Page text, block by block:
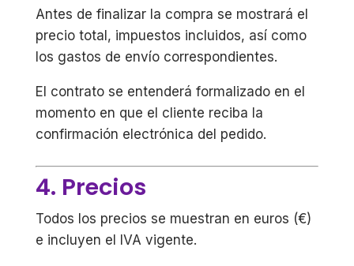
Antes de finalizar la compra se mostrará el
precio total, impuestos incluidos, así como
los gastos de envío correspondientes.
El contrato se entenderá formalizado en el
momento en que el cliente reciba la
confirmación electrónica del pedido.
4. Precios
Todos los precios se muestran en euros (€)
e incluyen el IVA vigente.